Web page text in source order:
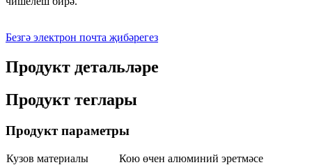
Безгә электрон почта җибәрегез
Продукт детальләре
Продукт теглары
Продукт параметры
Кузов материалы
Кою өчен алюминий эретмәсе